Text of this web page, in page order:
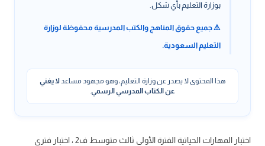
بوزارة التعليم بأي شكل.
⚠️ جميع حقوق المناهج والكتب المدرسية محفوظة لوزارة
التعليم السعودية.
هذا المحتوى لا يصدر عن وزارة التعليم، وهو مجهود مساعدلا يغني
عن الكتاب المدرسي الرسمي.
اختبار المهارات الحياتية الفترة الأولى ثالث متوسط ف2 ، اختبار فتري